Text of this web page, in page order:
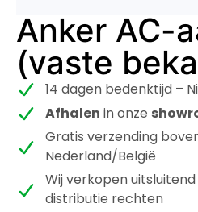
Anker AC-
(vaste
14 dagen bedenktijd –
Afhalen in onze
Gratis verzending
Nederland/België
Wij verkopen
distributie rechten